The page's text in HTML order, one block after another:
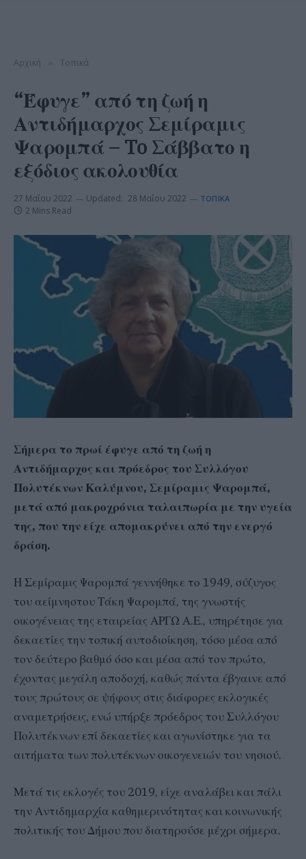
Αρχική Τοπικά
“Έφυγε” από τη ζωή η
Αντιδήμαρχος Σεμίραμις
Ψαρομπά – To Σάββατο η
εξόδιος ακολουθία
27 Μαΐου 2022 Updated: 28 Μαΐου 2022 ΤΟΠΙΚΆ
2 Mins Read
Σήμερα το πρωί έφυγε από τη ζωή η
Αντιδήμαρχος και πρόεδρος του Συλλόγου
Πολυτέκνων Καλύμνου, Σεμίραμις Ψαρομπά,
μετά από μακροχρόνια ταλαιπωρία με την υγεία
της, που την είχε απομακρύνει από την ενεργό
δράση.
Η Σεμίραμις Ψαρομπά γεννήθηκε το 1949, σύζυγος
του αείμνηστου Τάκη Ψαρομπά, της γνωστής
οικογένειας της εταιρείας ΑΡΓΩ Α.Ε., υπηρέτησε για
δεκαετίες την τοπική αυτοδιοίκηση, τόσο μέσα από
τον δεύτερο βαθμό όσο και μέσα από τον πρώτο,
έχοντας μεγάλη αποδοχή, καθώς πάντα έβγαινε από
τους πρώτους σε ψήφους στις διάφορες εκλογικές
αναμετρήσεις, ενώ υπήρξε πρόεδρος του Συλλόγου
Πολυτέκνων επί δεκαετίες και αγωνίστηκε για τα
αιτήματα των πολυτέκνων οικογενειών του νησιού.
Μετά τις εκλογές του 2019, είχε αναλάβει και πάλι
την Αντιδημαρχία καθημερινότητας και κοινωνικής
πολιτικής του Δήμου που διατηρούσε μέχρι σήμερα.